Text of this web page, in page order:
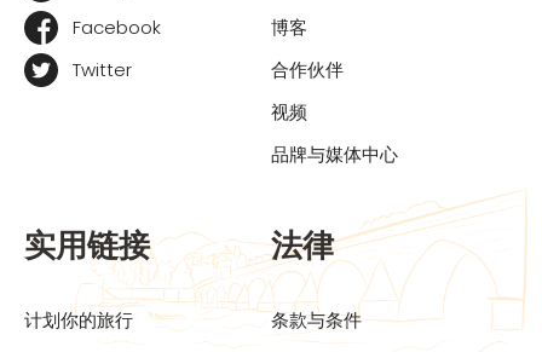
Facebook
Twitter
博客
合作伙伴
视频
品牌与媒体中心
实用链接
计划你的旅行
法律
条款与条件